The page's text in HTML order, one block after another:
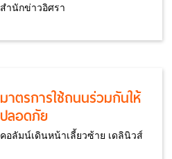
สำนักข่าวอิศรา
มาตรการใช้ถนนร่วมกันให้
ปลอดภัย
คอลัมน์เดินหน้าเลี้ยวซ้าย เดลินิวส์